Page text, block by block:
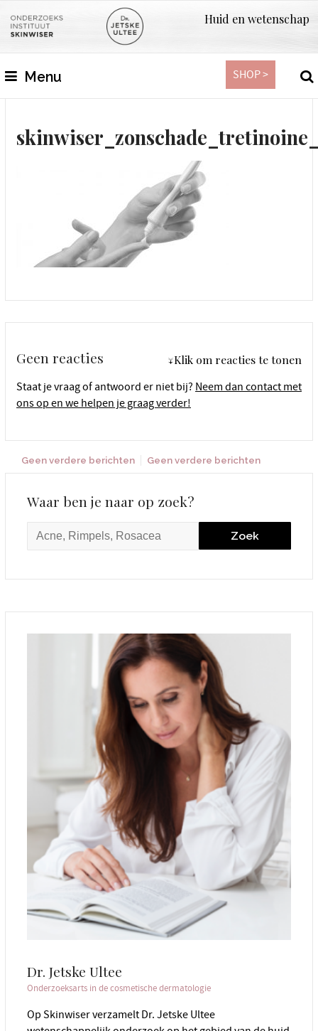
Huid en wetenschap
Menu SHOP >
Geen reacties ↓Klik om reacties te tonen
Staat je vraag of antwoord er niet bij? Neem dan contact met
ons op en we helpen je graag verder!
Geen verdere berichten Geen verdere berichten
Waar ben je naar op zoek?
Dr. Jetske Ultee
Onderzoeksarts in de cosmetische dermatologie
Op Skinwiser verzamelt Dr. Jetske Ultee